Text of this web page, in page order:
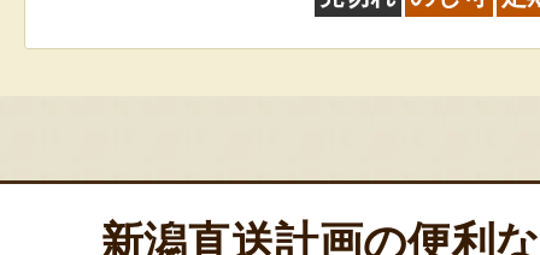
新潟直送計画の便利